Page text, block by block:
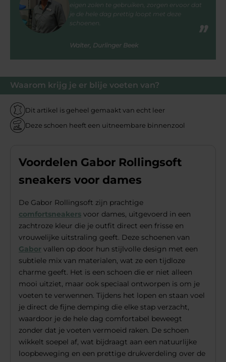
Waarom krijg je er blije voeten van?
Dit artikel is geheel gemaakt van echt leer
Deze schoen heeft een uitneembare binnenzool
Voordelen Gabor Rollingsoft
sneakers voor dames
De Gabor Rollingsoft zijn prachtige
comfortsneakers voor dames, uitgevoerd in een
zachtroze kleur die je outfit direct een frisse en
vrouwelijke uitstraling geeft. Deze schoenen van
Gabor vallen op door hun stijlvolle design met een
subtiele mix van materialen, wat ze een tijdloze
charme geeft. Het is een schoen die er niet alleen
mooi uitziet, maar ook speciaal ontworpen is om je
voeten te verwennen. Tijdens het lopen en staan voel
je direct de fijne demping die elke stap verzacht,
waardoor je de hele dag comfortabel beweegt
zonder dat je voeten vermoeid raken. De schoen
wikkelt soepel af, wat bijdraagt aan een natuurlijke
loopbeweging en een prettige drukverdeling over de
eigen zolen te gebruiken, zorgen ervoor dat
je de hele dag prettig loopt met deze
schoenen.
Walter, Durlinger Beek